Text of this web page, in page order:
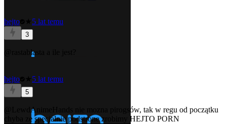
hejto 5 lat temu
3
@rastablasta
hejto 5 lat temu
5
@LewdAnimeHands
nie mozna pirogsów, tak w regu od początku
chyba ze specjalnie podstrone zrobimy HEJTO PORN